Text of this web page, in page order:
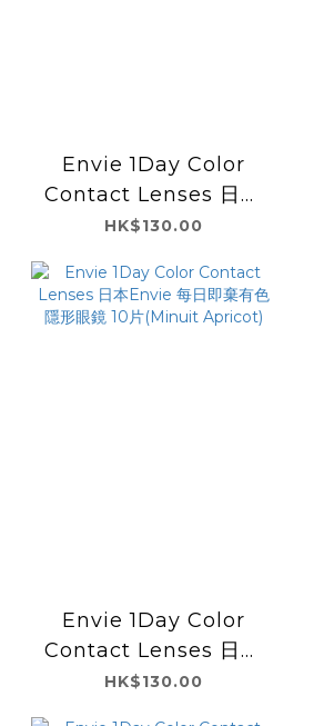
Envie 1Day Color
Contact Lenses 日本
Envie 每日即棄有色隱
Glow)
HK$130.00
Envie 1Day Color
Contact Lenses 日本
Envie 每日即棄有色隱
HK$130.00